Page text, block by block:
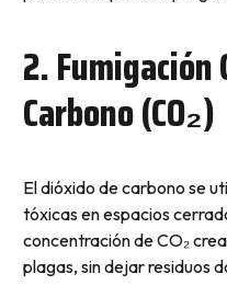
2. Fumigación
Carbono (CO₂)
El dióxido de carbono se
tóxicas en espacios
concentración de CO₂
plagas, sin dejar residuos